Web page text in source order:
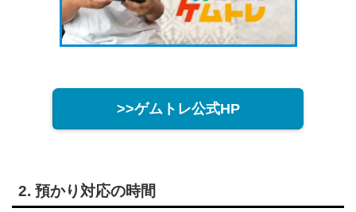
>>ゲムトレ公式HP
2. 預かり対応の時間